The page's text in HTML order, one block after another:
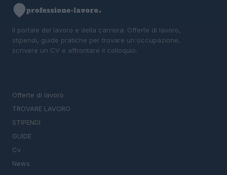
Il portale del lavoro e della carriera. Offerte di lavoro,
stipendi, guide pratiche per trovare un'occupazione,
scrivere un CV e affrontare il colloquio.
Offerte di lavoro
TROVARE LAVORO
STIPENDI
GUIDE
Cv
News